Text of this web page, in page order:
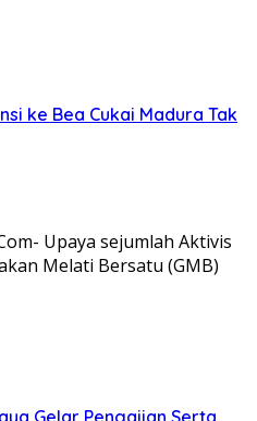
ke Bea Cukai Madura Tak
Upaya sejumlah Aktivis
Melati Bersatu (GMB)
Gelar Pengajian Serta